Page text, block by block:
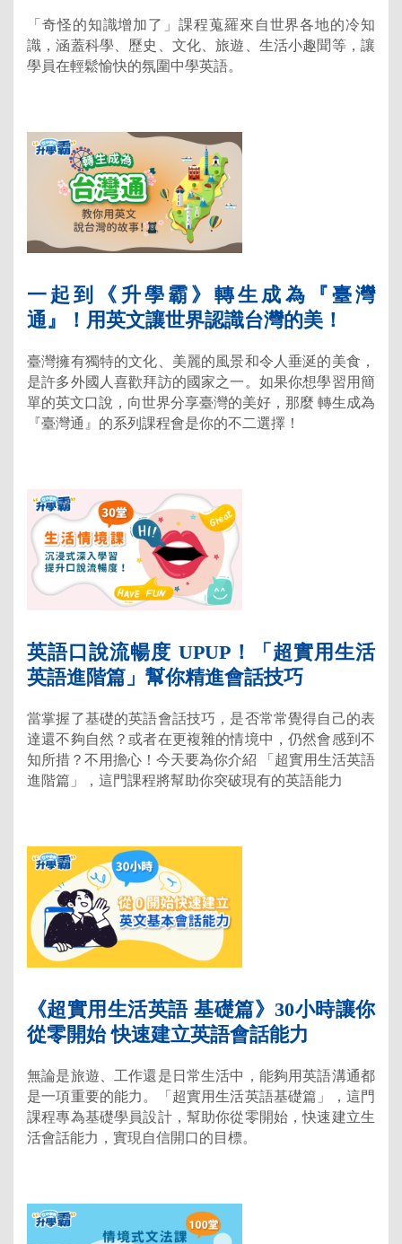
「奇怪的知識增加了」課程蒐羅來自世界各地的冷知
識，涵蓋科學、歷史、文化、旅遊、生活小趣聞等，讓
學員在輕鬆愉快的氛圍中學英語。
一起到《升學霸》轉生成為『臺灣
通』！用英文讓世界認識台灣的美！
臺灣擁有獨特的文化、美麗的風景和令人垂涎的美食，
是許多外國人喜歡拜訪的國家之一。如果你想學習用簡
單的英文口說，向世界分享臺灣的美好，那麼 轉生成為
『臺灣通』的系列課程會是你的不二選擇！
英語口說流暢度 UPUP！「超實用生活
英語進階篇」幫你精進會話技巧
當掌握了基礎的英語會話技巧，是否常常覺得自己的表
達還不夠自然？或者在更複雜的情境中，仍然會感到不
知所措？不用擔心！今天要為你介紹 「超實用生活英語
進階篇」，這門課程將幫助你突破現有的英語能力
《超實用生活英語 基礎篇》30小時讓你
從零開始 快速建立英語會話能力
無論是旅遊、工作還是日常生活中，能夠用英語溝通都
是一項重要的能力。「超實用生活英語基礎篇」，這門
課程專為基礎學員設計，幫助你從零開始，快速建立生
活會話能力，實現自信開口的目標。